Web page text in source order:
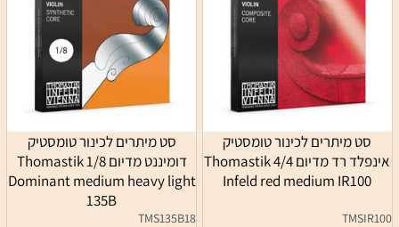
סט מיתרים לכינור טומסטיק
אינפלד רד מדיום 4/4 Thomastik
Infeld red medium IR100
TMSIR100
סט מיתרים לכינור טומסטיק
דומיננט מדיום 1/8 Thomastik
Dominant medium heavy light
135B
TMS135B18